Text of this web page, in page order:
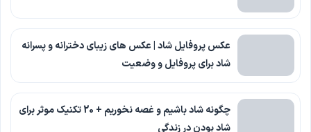
عکس پروفایل شاد | عکس های زیبای دخترانه و پسرانه
شاد برای پروفایل و وضعیت
چگونه شاد باشیم و غصه نخوریم + 20 تکنیک موثر برای
شاد بودن در زندگی